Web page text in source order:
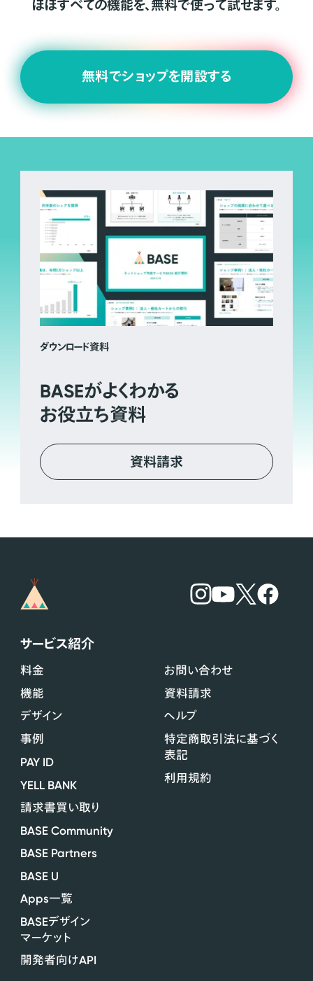
ほぼすべての機能を、無料で使って試せます。
無料でショップを開設する
ダウンロード資料
BASEがよくわかる
お役立ち資料
資料請求
サービス紹介
料金
機能
デザイン
事例
PAY ID
YELL BANK
請求書買い取り
BASE Community
BASE Partners
BASE U
Apps一覧
BASEデザイン
マーケット
開発者向けAPI
お問い合わせ
資料請求
ヘルプ
特定商取引法に基づく
表記
利用規約